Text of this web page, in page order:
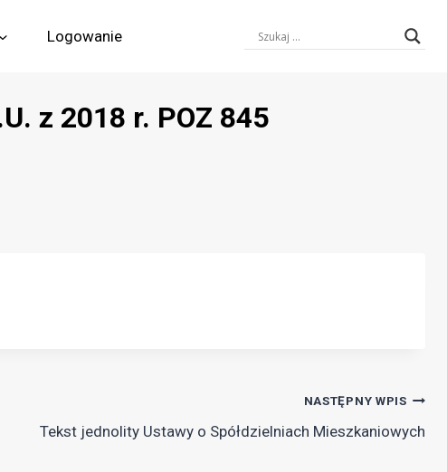
Logowanie
z 2018 r. POZ 845
NASTĘPNY WPIS
Tekst jednolity Ustawy o Spółdzielniach Mieszkaniowych